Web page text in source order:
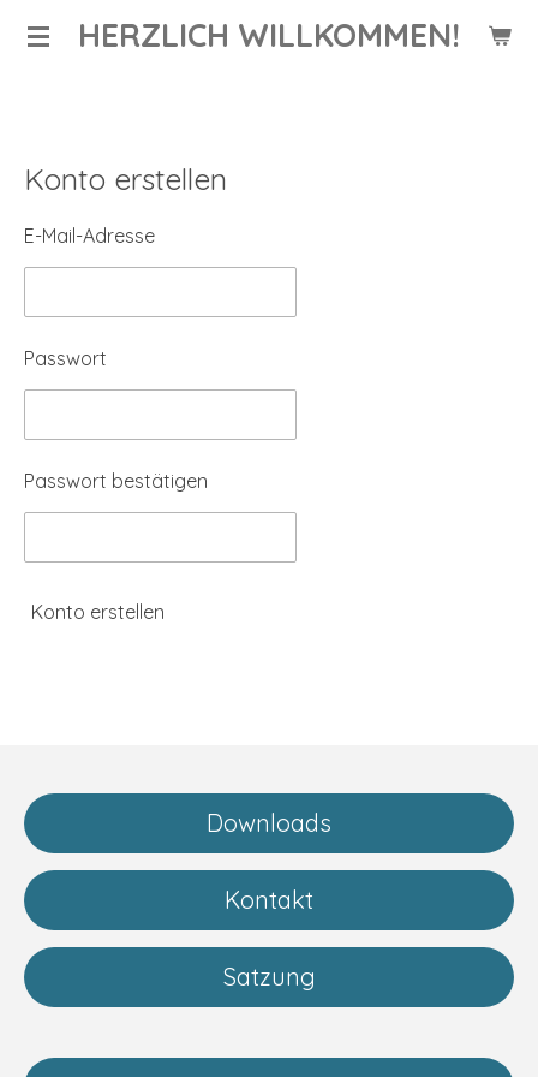
Zum
HERZLICH WILLKOMMEN!
Konto erstellen
E-Mail-Adresse
Passwort
Passwort bestätigen
Konto erstellen
Downloads
Kontakt
Satzung